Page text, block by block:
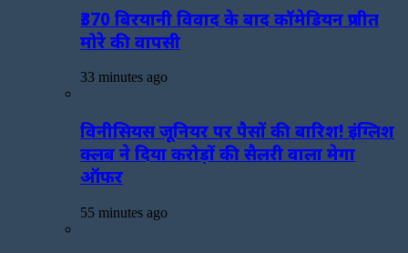
₹370 बिरयानी विवाद के बाद कॉमेडियन प्रणीत
मोरे की वापसी
33 minutes ago
विनीसियस जूनियर पर पैसों की बारिश! इंग्लिश
क्लब ने दिया करोड़ों की सैलरी वाला मेगा
ऑफर
55 minutes ago